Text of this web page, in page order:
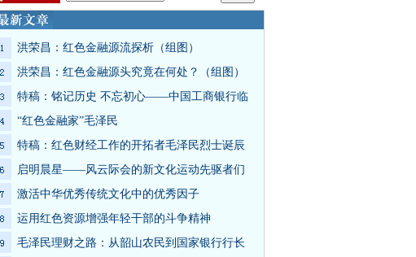
洪荣昌：红色金融源流探析（组图）
洪荣昌：红色金融源头究竟在何处？（组图）
特稿：铭记历史 不忘初心——中国工商银行临
“红色金融家”毛泽民
特稿：红色财经工作的开拓者毛泽民烈士诞辰
启明晨星——风云际会的新文化运动先驱者们
激活中华优秀传统文化中的优秀因子
运用红色资源增强年轻干部的斗争精神
毛泽民理财之路：从韶山农民到国家银行行长